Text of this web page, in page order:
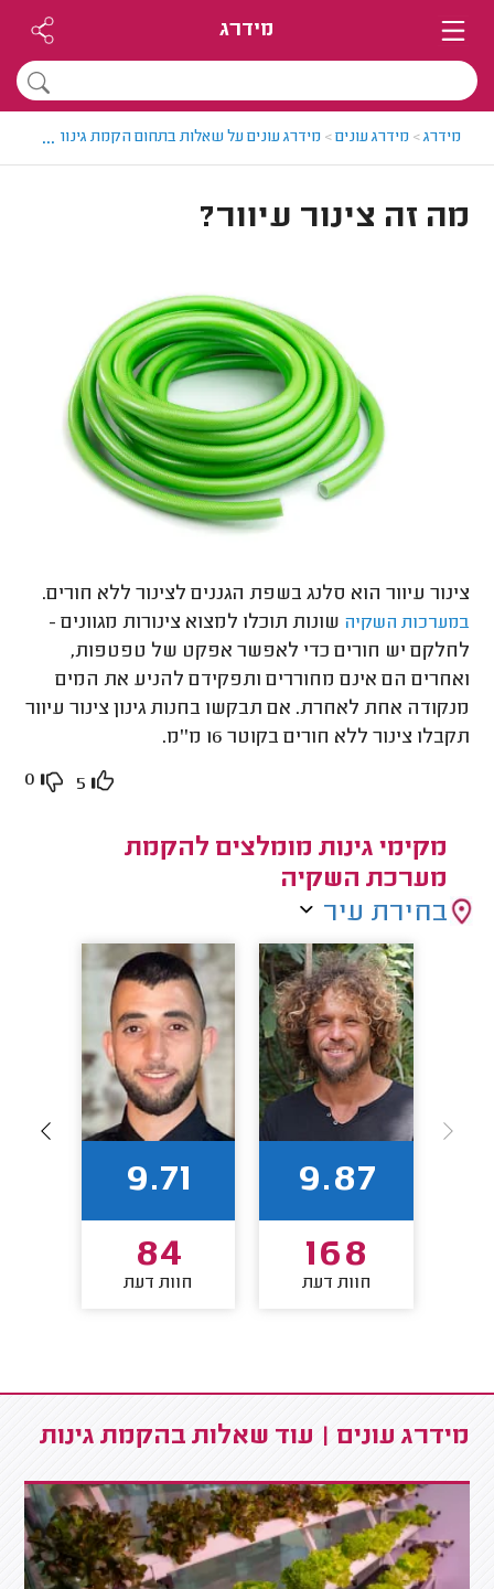
מידרג
מידרג> מידרג עונים> מידרג עונים על שאלות בתחום הקמת גינות >
...
מה זה צינור עיוור?
צינור עיוור הוא סלנג בשפת הגננים לצינור ללא חורים.
במערכות השקיה שונות תוכלו למצוא צינורות מגוונים -
לחלקם יש חורים כדי לאפשר אפקט של טפטפות,
ואחרים הם אינם מחוררים ותפקידם להניע את המים
מנקודה אחת לאחרת. אם תבקשו בחנות גינון צינור עיוור
תקבלו צינור ללא חורים בקוטר 16 מ''מ.
5
0
מקימי גינות מומלצים להקמת
מערכת השקיה
בחירת עיר
9.87
168
חוות דעת
9.71
84
חוות דעת
מידרג עונים | עוד שאלות בהקמת גינות